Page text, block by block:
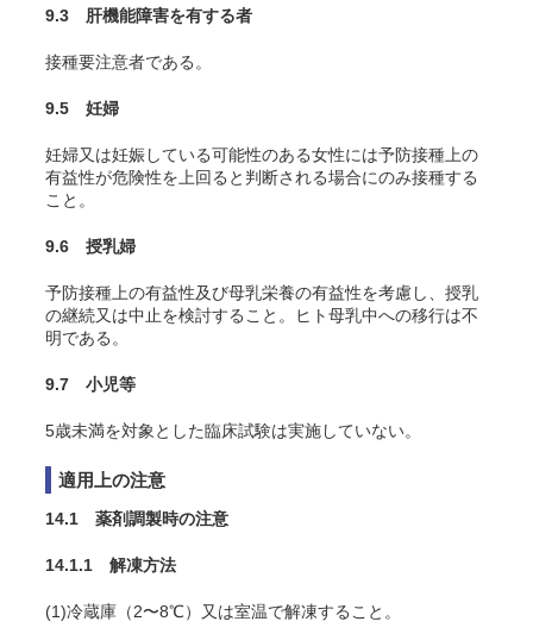
9.3 肝機能障害を有する者
接種要注意者である。
9.5 妊婦
妊婦又は妊娠している可能性のある女性には予防接種上の
有益性が危険性を上回ると判断される場合にのみ接種する
こと。
9.6 授乳婦
予防接種上の有益性及び母乳栄養の有益性を考慮し、授乳
の継続又は中止を検討すること。ヒト母乳中への移行は不
明である。
9.7 小児等
5歳未満を対象とした臨床試験は実施していない。
適用上の注意
14.1 薬剤調製時の注意
14.1.1 解凍方法
(1)冷蔵庫（2〜8℃）又は室温で解凍すること。